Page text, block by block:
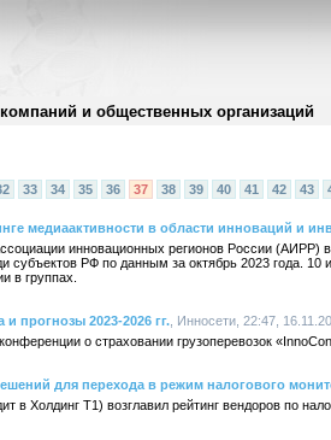
и общественных организаций
33 34 35 36 37 38 39 40 41 42 43
медиаактивности в области инноваций и
инновационных регионов России (АИРР)
субъектов РФ по данным за октябрь 2023 года.
в группах.
прогнозы 2023-2026 гг. , Инносети, 22:47,
о страховании грузоперевозок
для перехода в режим налогового
Холдинг Т1) возглавил рейтинг вендоров по